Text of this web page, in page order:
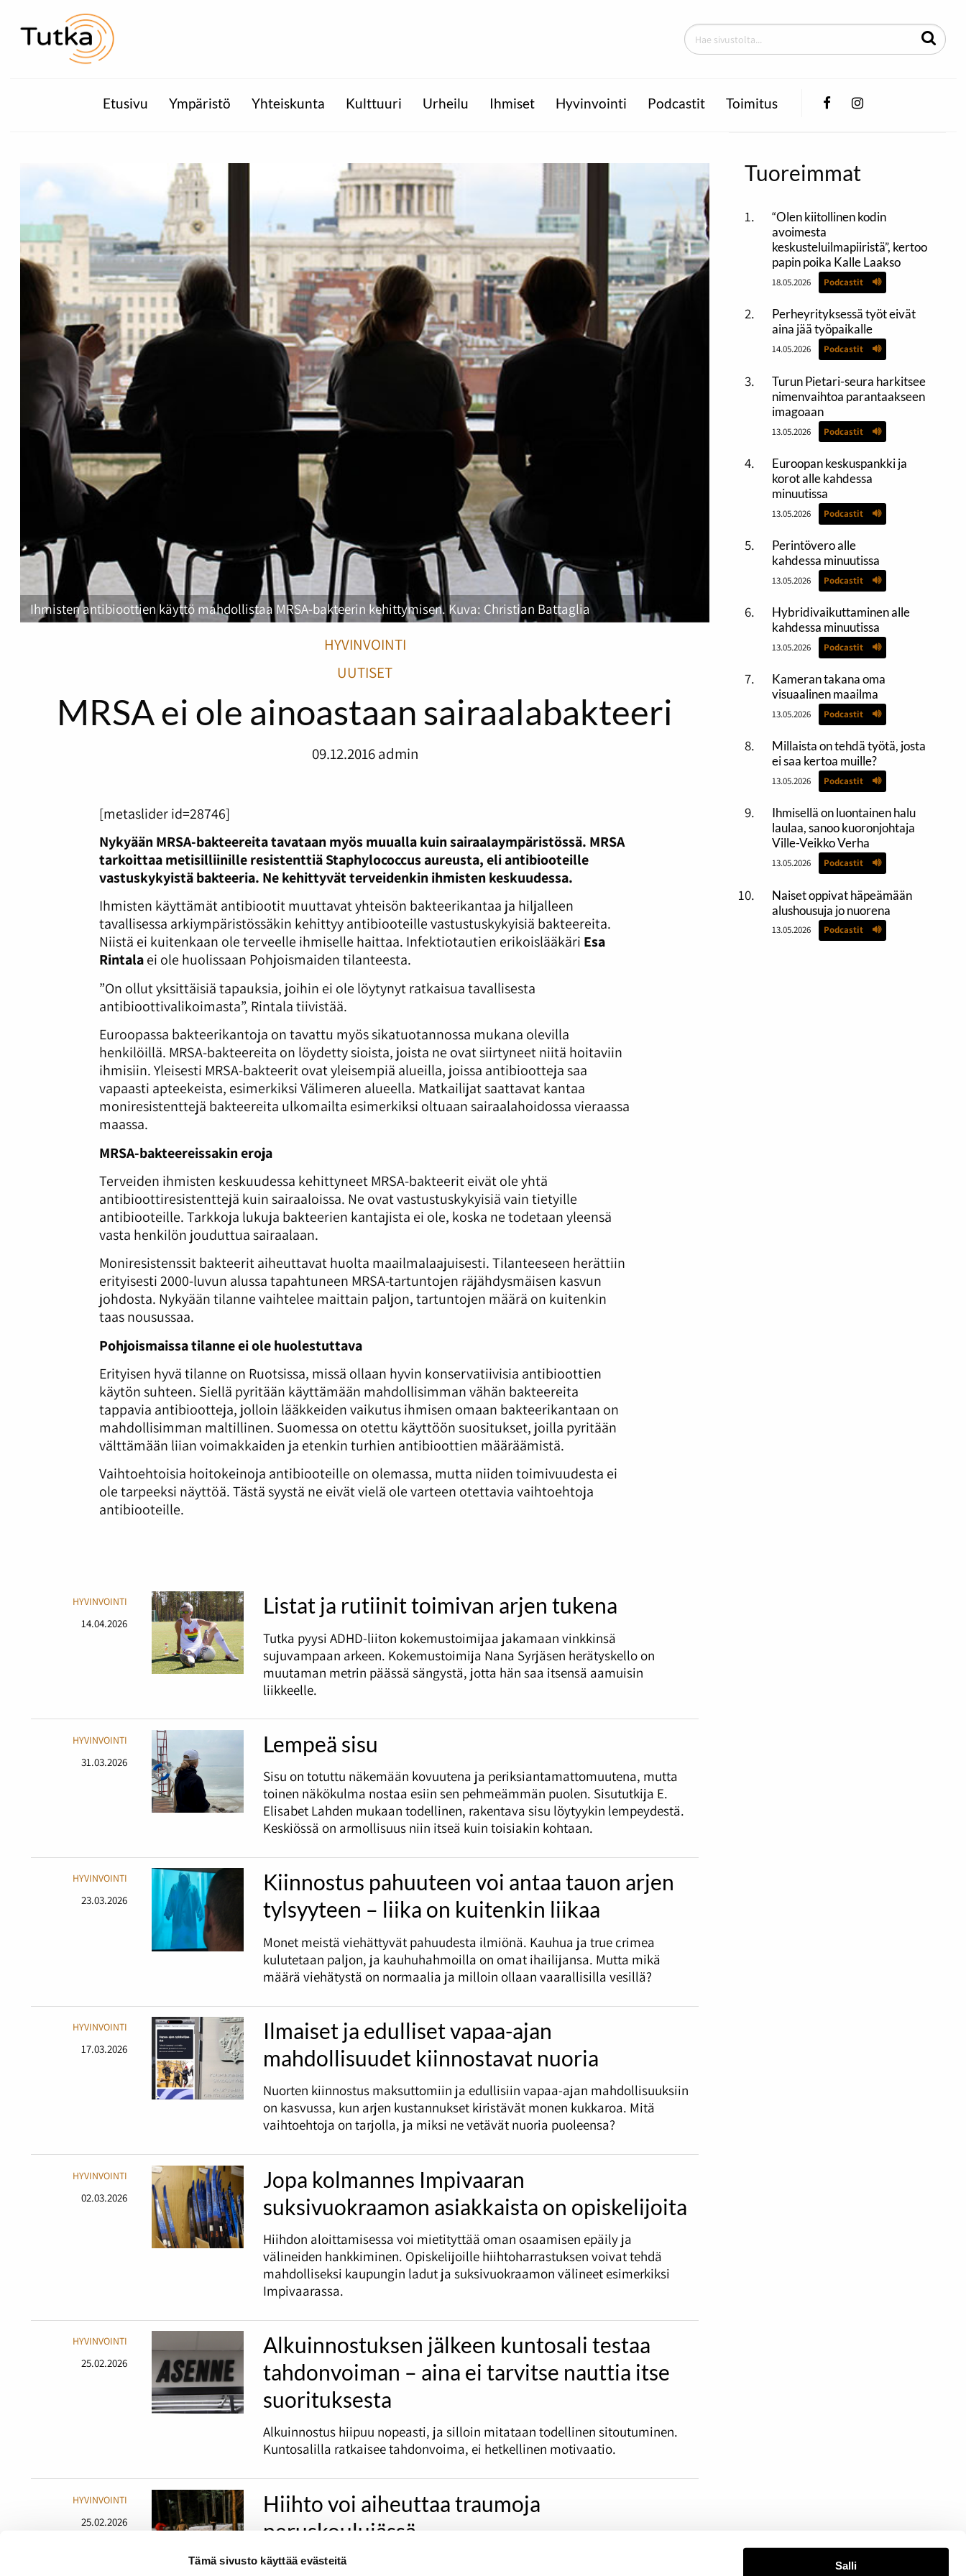
Tämä sivusto käyttää evästeitä Salli
Etusivu Ympäristö Yhteiskunta Kulttuuri Urheilu Ihmiset Hyvinvointi Podcastit Toimitus FacebookInstagram
Ihmisten antibioottien käyttö mahdollistaa MRSA-bakteerin kehittymisen. Kuva: Christian Battaglia
HYVINVOINTI
UUTISET
MRSA ei ole ainoastaan sairaalabakteeri
09.12.2016 admin
[metaslider id=28746]
Nykyään MRSA-bakteereita tavataan myös muualla kuin sairaalaympäristössä. MRSA
tarkoittaa metisilliinille resistenttiä Staphylococcus aureusta, eli antibiooteille
vastuskykyistä bakteeria. Ne kehittyvät terveidenkin ihmisten keskuudessa.
Ihmisten käyttämät antibiootit muuttavat yhteisön bakteerikantaa ja hiljalleen
tavallisessa arkiympäristössäkin kehittyy antibiooteille vastustuskykyisiä bakteereita.
Niistä ei kuitenkaan ole terveelle ihmiselle haittaa. Infektiotautien erikoislääkäri Esa
Rintalaei ole huolissaan Pohjoismaiden tilanteesta.
”On ollut yksittäisiä tapauksia, joihin ei ole löytynyt ratkaisua tavallisesta
antibioottivalikoimasta”, Rintala tiivistää.
Euroopassa bakteerikantoja on tavattu myös sikatuotannossa mukana olevilla
henkilöillä. MRSA-bakteereita on löydetty sioista, joista ne ovat siirtyneet niitä hoitaviin
ihmisiin. Yleisesti MRSA-bakteerit ovat yleisempiä alueilla, joissa antibiootteja saa
vapaasti apteekeista, esimerkiksi Välimeren alueella. Matkailijat saattavat kantaa
moniresistenttejä bakteereita ulkomailta esimerkiksi oltuaan sairaalahoidossa vieraassa
maassa.
MRSA-bakteereissakin eroja
Terveiden ihmisten keskuudessa kehittyneet MRSA-bakteerit eivät ole yhtä
antibioottiresistenttejä kuin sairaaloissa. Ne ovat vastustuskykyisiä vain tietyille
antibiooteille. Tarkkoja lukuja bakteerien kantajista ei ole, koska ne todetaan yleensä
vasta henkilön jouduttua sairaalaan.
Moniresistenssit bakteerit aiheuttavat huolta maailmalaajuisesti. Tilanteeseen herättiin
erityisesti 2000-luvun alussa tapahtuneen MRSA-tartuntojen räjähdysmäisen kasvun
johdosta. Nykyään tilanne vaihtelee maittain paljon, tartuntojen määrä on kuitenkin
taas nousussaa.
Pohjoismaissa tilanne ei ole huolestuttava
Erityisen hyvä tilanne on Ruotsissa, missä ollaan hyvin konservatiivisia antibioottien
käytön suhteen. Siellä pyritään käyttämään mahdollisimman vähän bakteereita
tappavia antibiootteja, jolloin lääkkeiden vaikutus ihmisen omaan bakteerikantaan on
mahdollisimman maltillinen. Suomessa on otettu käyttöön suositukset, joilla pyritään
välttämään liian voimakkaiden ja etenkin turhien antibioottien määräämistä.
Vaihtoehtoisia hoitokeinoja antibiooteille on olemassa, mutta niiden toimivuudesta ei
ole tarpeeksi näyttöä. Tästä syystä ne eivät vielä ole varteen otettavia vaihtoehtoja
antibiooteille.
HYVINVOINTI
14.04.2026
Listat ja rutiinit toimivan arjen tukena
Tutka pyysi ADHD-liiton kokemustoimijaa jakamaan vinkkinsä
sujuvampaan arkeen. Kokemustoimija Nana Syrjäsen herätyskello on
muutaman metrin päässä sängystä, jotta hän saa itsensä aamuisin
liikkeelle.
HYVINVOINTI
31.03.2026
Lempeä sisu
Sisu on totuttu näkemään kovuutena ja periksiantamattomuutena, mutta
toinen näkökulma nostaa esiin sen pehmeämmän puolen. Sisututkija E.
Elisabet Lahden mukaan todellinen, rakentava sisu löytyykin lempeydestä.
Keskiössä on armollisuus niin itseä kuin toisiakin kohtaan.
HYVINVOINTI
23.03.2026
Kiinnostus pahuuteen voi antaa tauon arjen
tylsyyteen – liika on kuitenkin liikaa
Monet meistä viehättyvät pahuudesta ilmiönä. Kauhua ja true crimea
kulutetaan paljon, ja kauhuhahmoilla on omat ihailijansa. Mutta mikä
määrä viehätystä on normaalia ja milloin ollaan vaarallisilla vesillä?
HYVINVOINTI
17.03.2026
Ilmaiset ja edulliset vapaa-ajan
mahdollisuudet kiinnostavat nuoria
Nuorten kiinnostus maksuttomiin ja edullisiin vapaa-ajan mahdollisuuksiin
on kasvussa, kun arjen kustannukset kiristävät monen kukkaroa. Mitä
vaihtoehtoja on tarjolla, ja miksi ne vetävät nuoria puoleensa?
HYVINVOINTI
02.03.2026
Jopa kolmannes Impivaaran
suksivuokraamon asiakkaista on opiskelijoita
Hiihdon aloittamisessa voi mietityttää oman osaamisen epäily ja
välineiden hankkiminen. Opiskelijoille hiihtoharrastuksen voivat tehdä
mahdolliseksi kaupungin ladut ja suksivuokraamon välineet esimerkiksi
Impivaarassa.
HYVINVOINTI
25.02.2026
Alkuinnostuksen jälkeen kuntosali testaa
tahdonvoiman – aina ei tarvitse nauttia itse
suorituksesta
Alkuinnostus hiipuu nopeasti, ja silloin mitataan todellinen sitoutuminen.
Kuntosalilla ratkaisee tahdonvoima, ei hetkellinen motivaatio.
HYVINVOINTI
25.02.2026
Hiihto voi aiheuttaa traumoja
peruskouluiässä
Opiskelija Tuulia Kainulainen kertoo, miten hiihtotraumoista pääsee yli
Tuoreimmat
“Olen kiitollinen kodin
avoimesta
keskusteluilmapiiristä”, kertoo
papin poika Kalle Laakso
18.05.2026 Podcastit
Perheyrityksessä työt eivät
aina jää työpaikalle
14.05.2026 Podcastit
Turun Pietari-seura harkitsee
nimenvaihtoa parantaakseen
imagoaan
13.05.2026 Podcastit
Euroopan keskuspankki ja
korot alle kahdessa
minuutissa
13.05.2026 Podcastit
Perintövero alle
kahdessa minuutissa
13.05.2026 Podcastit
Hybridivaikuttaminen alle
kahdessa minuutissa
13.05.2026 Podcastit
Kameran takana oma
visuaalinen maailma
13.05.2026 Podcastit
Millaista on tehdä työtä, josta
ei saa kertoa muille?
13.05.2026 Podcastit
Ihmisellä on luontainen halu
laulaa, sanoo kuoronjohtaja
Ville-Veikko Verha
13.05.2026 Podcastit
Naiset oppivat häpeämään
alushousuja jo nuorena
13.05.2026 Podcastit